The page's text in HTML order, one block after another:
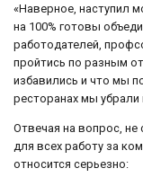
«Наверное, наступил
на 100% готовы
работодателей,
пройтись по разным
избавились и что мы
ресторанах мы
Отвечая на вопрос, не
для всех работу за
относится серьезно: